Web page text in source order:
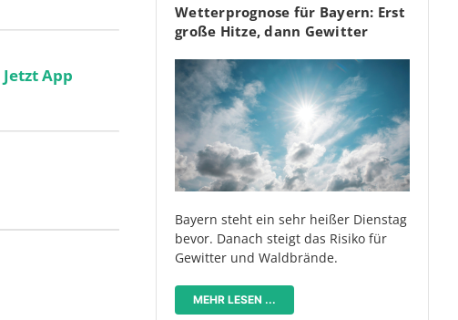
Jetzt App
Wetterprognose für Bayern: Erst
große Hitze, dann Gewitter
Bayern steht ein sehr heißer Dienstag
bevor. Danach steigt das Risiko für
Gewitter und Waldbrände.
MEHR LESEN ...